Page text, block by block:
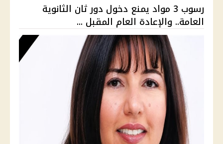
رسوب 3 مواد يمنع دخول دور ثان الثانوية
العامة.. والإعادة العام المقبل ...